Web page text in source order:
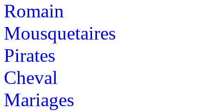
Romain
Mousquetaires
Pirates
Cheval
Mariages